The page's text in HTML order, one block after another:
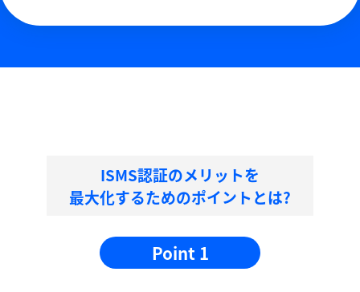
ISMS認証のメリットを
最大化するためのポイントとは?
Point 1